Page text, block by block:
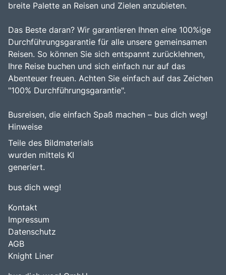
breite Palette an Reisen und Zielen anzubieten.
Das Beste daran? Wir garantieren Ihnen eine 100%ige
Durchführungsgarantie für alle unsere gemeinsamen
Reisen. So können Sie sich entspannt zurücklehnen,
Ihre Reise buchen und sich einfach nur auf das
Abenteuer freuen. Achten Sie einfach auf das Zeichen
"100% Durchführungsgarantie".
Busreisen, die einfach Spaß machen – bus dich weg!
Hinweise
Teile des Bildmaterials
wurden mittels KI
generiert.
bus dich weg!
Kontakt
Impressum
Datenschutz
AGB
Knight Liner